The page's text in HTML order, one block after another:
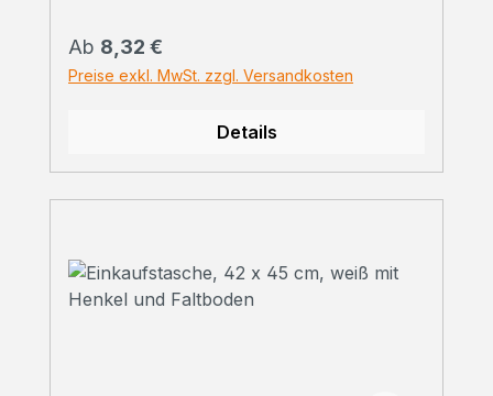
wir Ihnen vorab auch ein bedrucktes
Handmuster zusenden. Kontaktieren Sie
uns einfach zu den Konditionen. ➠
Wir beraten Sie gerne!Rufen Sie uns an
unter 07223 28353-0
Regulärer Preis:
Ab 8,32 €
Preise exkl. MwSt. zzgl. Versandkosten
Details